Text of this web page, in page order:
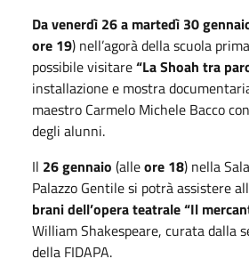
Da venerdì 26 a martedì 30
ore 19) nell’agorà della scuola
possibile visitare“La Shoah tra
installazione e mostra
maestro Carmelo Michele Bacco
degli alunni.
Il 26 gennaio (alleore 18) nella
Palazzo Gentile si potrà assistere
brani dell’opera teatrale “Il
William Shakespeare, curata dalla
della FIDAPA.